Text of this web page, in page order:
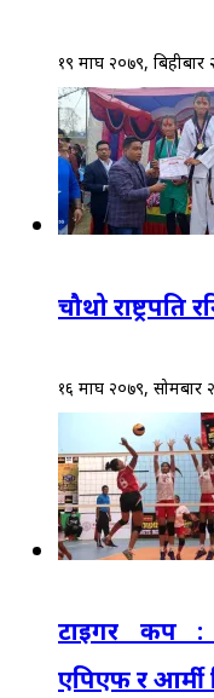
१९ माघ २०७९, बिहीबार
चौथो राष्ट्रपति
१६ माघ २०७९, सोमबार
टाइगर कप :
एपिएफ र आर्मी